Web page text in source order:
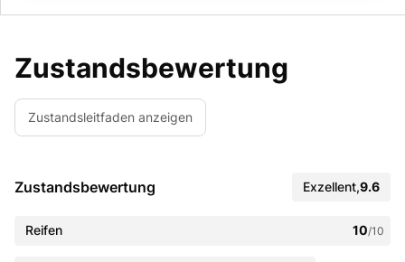
Zustandsbewertung
Zustandsleitfaden anzeigen
Zustandsbewertung Exzellent,9.6
Reifen 10/10